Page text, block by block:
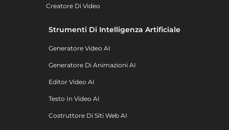
Creatore Di Video
Strumenti Di Intelligenza Artificiale
Generatore Video AI
Generatore Di Animazioni AI
Editor Video AI
Testo In Video AI
Costruttore Di Siti Web AI